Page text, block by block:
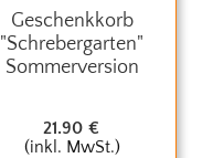
Geschenkkorb
"Schrebergarten"
Sommerversion
21.90 €
(inkl. MwSt.)